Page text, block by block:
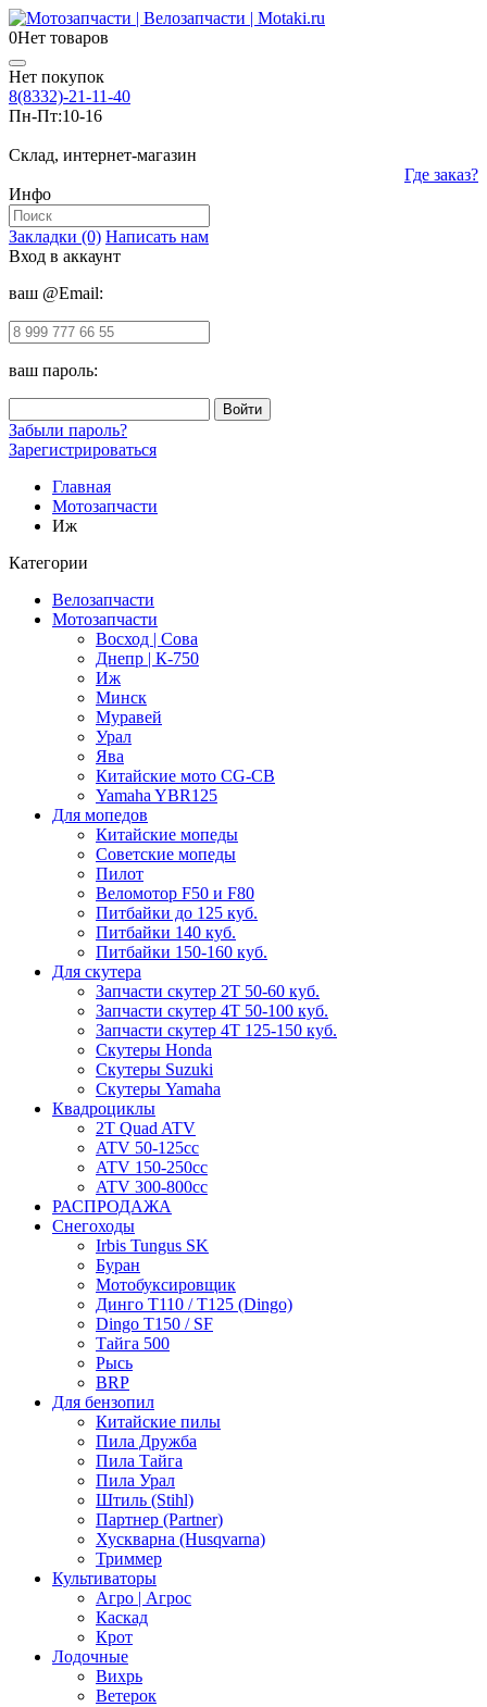
0Нет товаров
Нет покупок
8(8332)-21-11-40
Пн-Пт:10-16
Склад, интернет-магазин
Где заказ?
Инфо
Закладки (0) Написать нам
Вход в аккаунт
ваш @Email:
ваш пароль:
Забыли пароль?
Зарегистрироваться
Главная
Мотозапчасти
Иж
Категории
Велозапчасти
Мотозапчасти
Восход | Сова
Днепр | К-750
Иж
Минск
Муравей
Урал
Ява
Китайские мото CG-CB
Yamaha YBR125
Для мопедов
Китайские мопеды
Советские мопеды
Пилот
Веломотор F50 и F80
Питбайки до 125 куб.
Питбайки 140 куб.
Питбайки 150-160 куб.
Для скутера
Запчасти скутер 2Т 50-60 куб.
Запчасти скутер 4Т 50-100 куб.
Запчасти скутер 4Т 125-150 куб.
Скутеры Honda
Скутеры Suzuki
Скутеры Yamaha
Квадроциклы
2T Quad ATV
ATV 50-125cc
ATV 150-250cc
ATV 300-800cc
РАСПРОДАЖА
Снегоходы
Irbis Tungus SK
Буран
Мотобуксировщик
Динго T110 / T125 (Dingo)
Dingo T150 / SF
Тайга 500
Рысь
BRP
Для бензопил
Китайские пилы
Пила Дружба
Пила Тайга
Пила Урал
Штиль (Stihl)
Партнер (Partner)
Хускварна (Husqvarna)
Триммер
Культиваторы
Агро | Агрос
Каскад
Крот
Лодочные
Вихрь
Ветерок